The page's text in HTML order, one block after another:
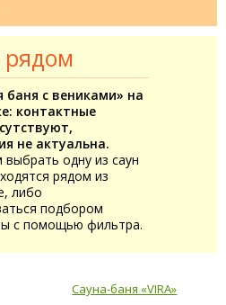
баня с вениками» на
контактные
не актуальна.
выбрать одну из саун
рядом из
либо
подбором
с помощью фильтра.
Сауна-баня «VIRA»